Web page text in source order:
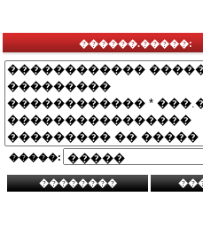
������.�����:
�����: